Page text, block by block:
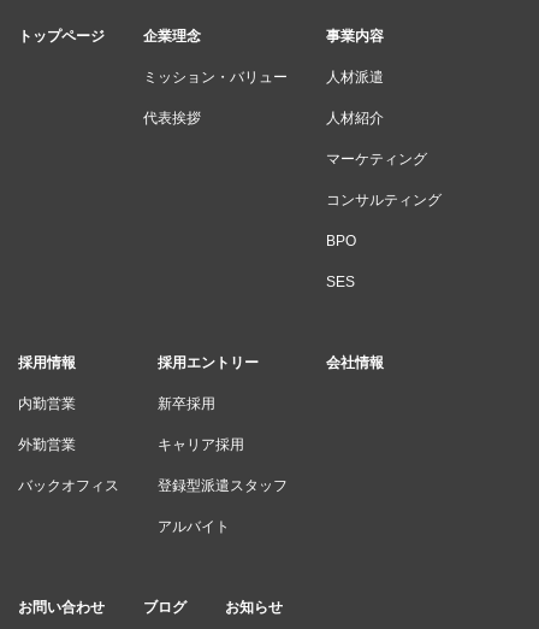
トップページ 企業理念
ミッション・バリュー
代表挨拶
事業内容
人材派遣
人材紹介
マーケティング
コンサルティング
BPO
SES
採用情報
内勤営業
外勤営業
バックオフィス
採用エントリー
新卒採用
キャリア採用
登録型派遣スタッフ
アルバイト
会社情報
お問い合わせ ブログ お知らせ